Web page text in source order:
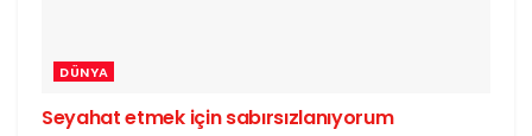
DÜNYA
Seyahat etmek için sabırsızlanıyorum